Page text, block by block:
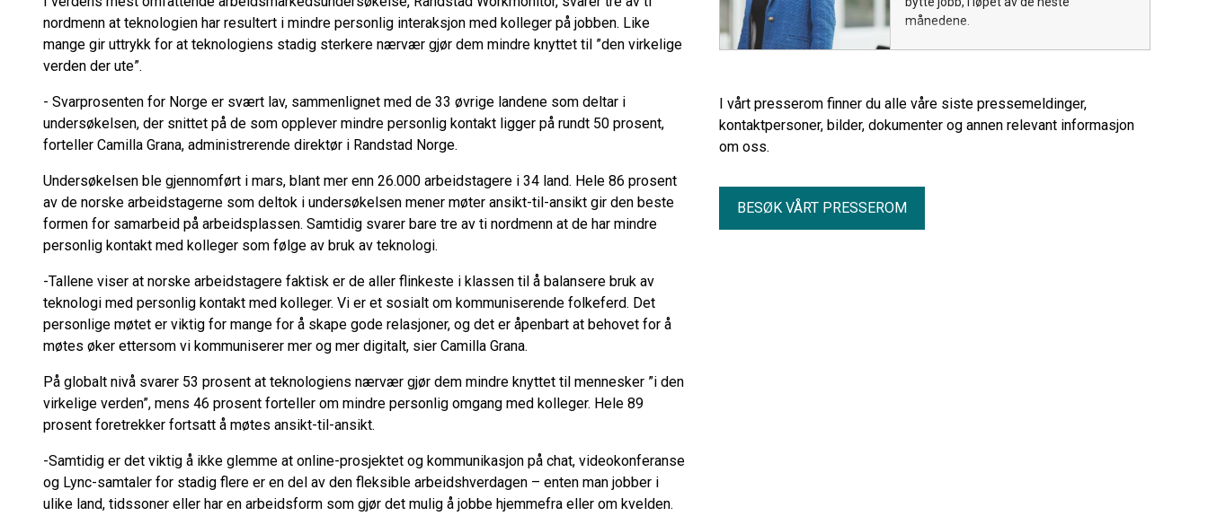
nordmenn at teknologien har resultert i mindre personlig interaksjon med kolleger på jobben. Like
mange gir uttrykk for at teknologiens stadig sterkere nærvær gjør dem mindre knyttet til ”den virkelige
verden der ute”.
- Svarprosenten for Norge er svært lav, sammenlignet med de 33 øvrige landene som deltar i
undersøkelsen, der snittet på de som opplever mindre personlig kontakt ligger på rundt 50 prosent,
forteller Camilla Grana, administrerende direktør i Randstad Norge.
Undersøkelsen ble gjennomført i mars, blant mer enn 26.000 arbeidstagere i 34 land. Hele 86 prosent
av de norske arbeidstagerne som deltok i undersøkelsen mener møter ansikt-til-ansikt gir den beste
formen for samarbeid på arbeidsplassen. Samtidig svarer bare tre av ti nordmenn at de har mindre
personlig kontakt med kolleger som følge av bruk av teknologi.
-Tallene viser at norske arbeidstagere faktisk er de aller flinkeste i klassen til å balansere bruk av
teknologi med personlig kontakt med kolleger. Vi er et sosialt om kommuniserende folkeferd. Det
personlige møtet er viktig for mange for å skape gode relasjoner, og det er åpenbart at behovet for å
møtes øker ettersom vi kommuniserer mer og mer digitalt, sier Camilla Grana.
På globalt nivå svarer 53 prosent at teknologiens nærvær gjør dem mindre knyttet til mennesker ”i den
virkelige verden”, mens 46 prosent forteller om mindre personlig omgang med kolleger. Hele 89
prosent foretrekker fortsatt å møtes ansikt-til-ansikt.
-Samtidig er det viktig å ikke glemme at online-prosjektet og kommunikasjon på chat, videokonferanse
og Lync-samtaler for stadig flere er en del av den fleksible arbeidshverdagen – enten man jobber i
ulike land, tidssoner eller har en arbeidsform som gjør det mulig å jobbe hjemmefra eller om kvelden.
månedene.
I vårt presserom finner du alle våre siste pressemeldinger,
kontaktpersoner, bilder, dokumenter og annen relevant informasjon
om oss.
BESØK VÅRT PRESSEROM